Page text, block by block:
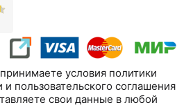
условия политики
пользовательского соглашения
свои данные в любой